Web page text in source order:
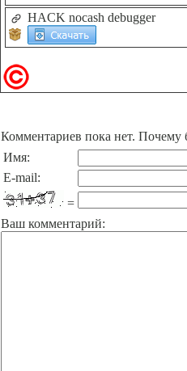
HACK nocash debugger
Комментариев пока нет. Почему
Имя:
E-mail:
=
Ваш комментарий: